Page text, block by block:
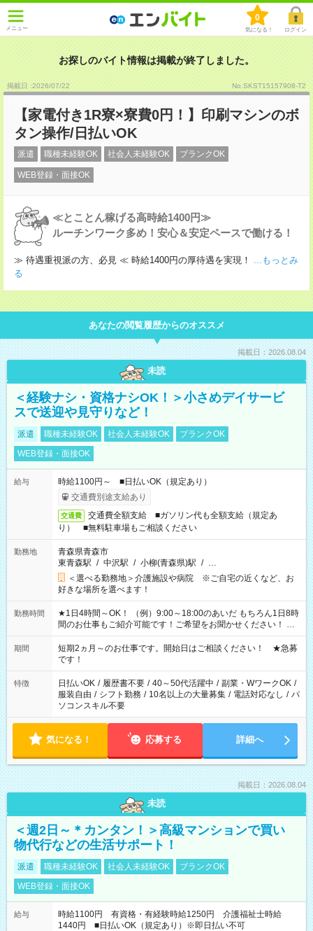
メニュー
0
気になる！ ログイン
お探しのバイト情報は掲載が終了しました。
掲載日 :2026/07/22 No.SKST15157908-T2
【家電付き1R寮×寮費0円！】印刷マシンのボ
タン操作/日払いOK
派遣 職種未経験OK 社会人未経験OK ブランクOK
WEB登録・面接OK
≪とことん稼げる高時給1400円≫
ルーチンワーク多め！安心＆安定ペースで働ける！
≫ 待遇重視派の方、必見 ≪ 時給1400円の厚待遇を実現！
...もっとみ
る
あなたの閲覧履歴からのオススメ
掲載日：2026.08.04
未読
＜経験ナシ・資格ナシOK！＞小さめデイサービ
スで送迎や見守りなど！
派遣 職種未経験OK 社会人未経験OK
ブランクOK
WEB登録・面接OK
給与
時給1100円～ ■日払いOK（規定あり）
交通費別途支給あり
交通費
交通費全額支給 ■ガソリン代も全額支給（規定あ
り） ■無料駐車場もご相談ください
勤務地
青森県青森市
東青森駅 / 中沢駅 / 小柳(青森県)駅 / …
＜選べる勤務地＞介護施設や病院 ※ご自宅の近くなど、お
好きな場所を選べます！
勤務時間
★1日4時間～OK！ （例）9:00～18:00のあいだ もちろん1日8時
間のお仕事もご紹介可能です！ご希望をお聞かせください！ ★
家庭の都合でお休みが必要な場合も遠慮なくご相談ください。
※週最低15時間以上の勤務が必要です
期間
短期2ヵ月～のお仕事です。開始日はご相談ください！ ★急募
です！
特徴 日払いOK / 履歴書不要 / 40～50代活躍中 / 副業・WワークOK /
服装自由 / シフト勤務 / 10名以上の大量募集 / 電話対応なし / パ
ソコンスキル不要
気になる！ 応募する 詳細へ
掲載日：2026.08.04
未読
＜週2日～＊カンタン！＞高級マンションで買い
物代行などの生活サポート！
派遣 職種未経験OK 社会人未経験OK
ブランクOK
WEB登録・面接OK
給与
時給1100円 有資格・有経験時給1250円 介護福祉士時給
1440円 ■日払いOK（規定あり）※即日払い不可